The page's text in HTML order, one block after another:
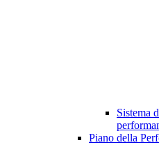
Sistema
Piano della